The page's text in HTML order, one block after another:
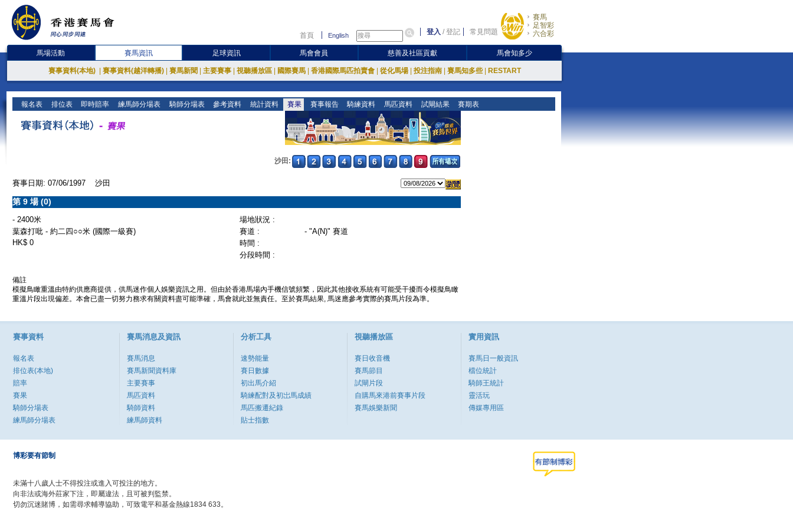
首頁 English 登入 /登記 常見問題
賽馬
足智彩
六合彩
馬場活動 賽馬資訊 足球資訊 馬會會員 慈善及社區貢獻 馬會知多少
賽事資料(本地) 賽事資料(越洋轉播) 賽馬新聞 主要賽事 視聽播放區 國際賽馬 香港國際馬匹拍賣會 從化馬場 投注指南 賽馬知多些 RESTART
報名表 排位表 即時賠率 練馬師分場表 騎師分場表 參考資料 統計資料 賽果 賽事報告 騎練資料 馬匹資料 試閘結果 賽期表
沙田:
賽事日期: 07/06/1997 沙田
第 9 場 (0)
- 2400米
場地狀況 :
葉森打吡 - 約二四○○米 (國際一級賽)
賽道 :
- "A(N)" 賽道
HK$ 0
時間 :
分段時間 :
備註
模擬鳥瞰重溫由特約供應商提供，供馬迷作個人娛樂資訊之用。但由於香港馬場內手機信號頻繁，因此其他接收系統有可能受干擾而令模擬鳥瞰
重溫片段出現偏差。本會已盡一切努力務求有關資料盡可能準確，馬會就此並無責任。至於賽馬結果, 馬迷應參考實際的賽馬片段為準。
賽事資料
報名表
排位表(本地)
賠率
賽果
騎師分場表
練馬師分場表
賽馬消息及資訊
賽馬消息
賽馬新聞資料庫
主要賽事
馬匹資料
騎師資料
練馬師資料
分析工具
速勢能量
賽日數據
初出馬介紹
騎練配對及初岀馬成績
馬匹搬遷紀錄
貼士指數
視聽播放區
賽日收音機
賽馬節目
試閘片段
自購馬來港前賽事片段
賽馬娛樂新聞
實用資訊
賽馬日一般資訊
檔位統計
騎師王統計
靈活玩
傳媒專用區
博彩要有節制
未滿十八歲人士不得投注或進入可投注的地方。
向非法或海外莊家下注，即屬違法，且可被判監禁。
切勿沉迷賭博，如需尋求輔導協助，可致電平和基金熱線1834 633。